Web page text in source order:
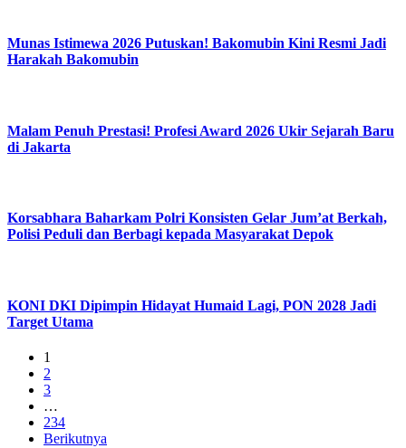
Munas Istimewa 2026 Putuskan! Bakomubin Kini Resmi Jadi
Harakah Bakomubin
Malam Penuh Prestasi! Profesi Award 2026 Ukir Sejarah Baru
di Jakarta
Korsabhara Baharkam Polri Konsisten Gelar Jum’at Berkah,
Polisi Peduli dan Berbagi kepada Masyarakat Depok
KONI DKI Dipimpin Hidayat Humaid Lagi, PON 2028 Jadi
Target Utama
1
2
3
…
234
Berikutnya